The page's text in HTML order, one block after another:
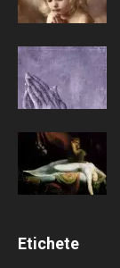
Etichete